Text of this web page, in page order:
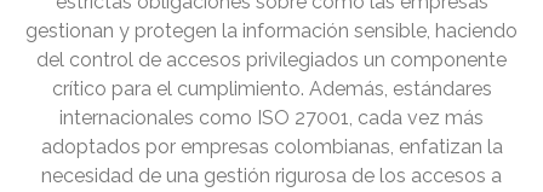
gestionan y protegen la información sensible, haciendo
del control de accesos privilegiados un componente
crítico para el cumplimiento. Además, estándares
internacionales como ISO 27001, cada vez más
adoptados por empresas colombianas, enfatizan la
necesidad de una gestión rigurosa de los accesos a